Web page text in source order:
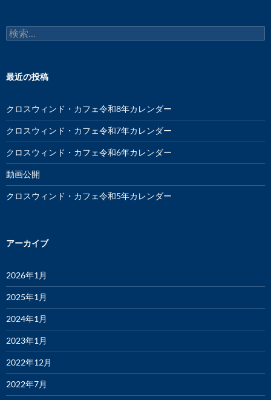
検
索:
最近の投稿
クロスウィンド・カフェ令和8年カレンダー
クロスウィンド・カフェ令和7年カレンダー
クロスウィンド・カフェ令和6年カレンダー
動画公開
クロスウィンド・カフェ令和5年カレンダー
アーカイブ
2026年1月
2025年1月
2024年1月
2023年1月
2022年12月
2022年7月